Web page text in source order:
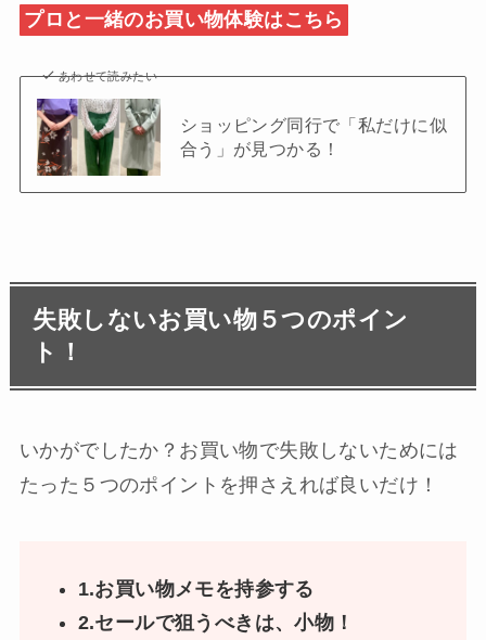
プロと一緒のお買い物体験はこちら
あわせて読みたい
ショッピング同行で「私だけに似
合う」が見つかる！
失敗しないお買い物５つのポイン
ト！
いかがでしたか？お買い物で失敗しないためには
たった５つのポイントを押さえれば良いだけ！
1.お買い物メモを持参する
2.セールで狙うべきは、小物！